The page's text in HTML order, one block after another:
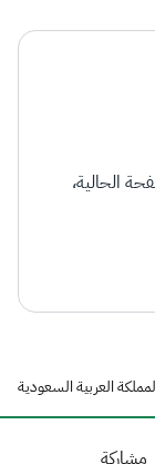
الحالية،